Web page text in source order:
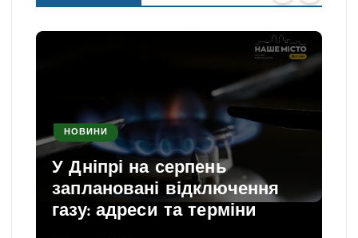
НОВИНИ
У Дніпрі на серпень
заплановані відключення
газу: адреси та терміни